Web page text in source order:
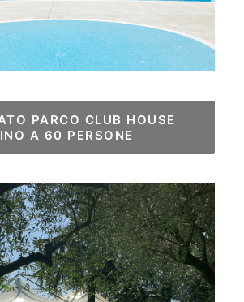
PARCO CLUB HOUSE
A 60 PERSONE